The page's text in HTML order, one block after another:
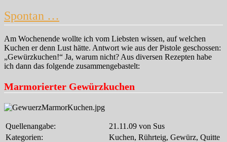
Spontan …
Am Wochenende wollte ich vom Liebsten wissen, auf welchen
Kuchen er denn Lust hätte. Antwort wie aus der Pistole geschossen:
„Gewürzkuchen!“ Ja, warum nicht? Aus diversen Rezepten habe
ich dann das folgende zusammengebastelt:
Marmorierter Gewürzkuchen
Quellenangabe:
21.11.09 von Sus
Kategorien:
Kuchen, Rührteig, Gewürz, Quitte